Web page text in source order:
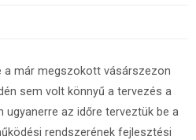
a már megszokott vásárszezon
sem volt könnyű a tervezés a
ugyanerre az időre terveztük be a
rendszerének fejlesztési